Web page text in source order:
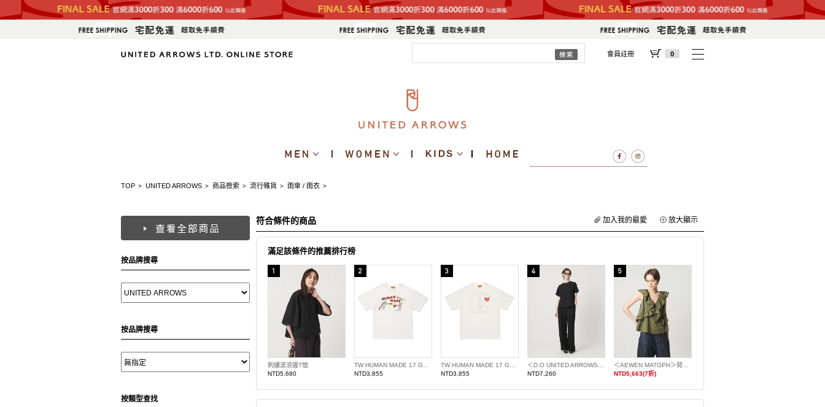
會員註冊 0
TOP > UNITED ARROWS > 商品檢索 > 流行雜貨 > 雨傘 / 雨衣 >
按品牌搜尋
按品牌搜尋
按類型查找
符合條件的商品 放大顯示
加入我的最愛
滿足該條件的推薦排行榜
刺繡波浪邊T恤
NTD5,680
NTD3,855
NTD3,855
NTD7,260
NTD5,663(7折)